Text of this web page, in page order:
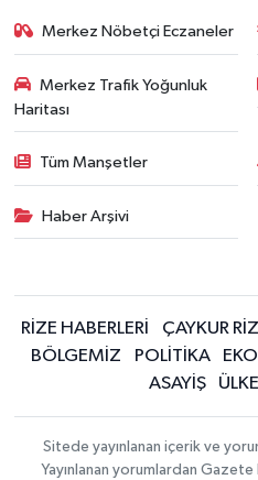
Merkez Nöbetçi Eczaneler
Merkez Trafik Yoğunluk
Haritası
Tüm Manşetler
Haber Arşivi
RİZE HABERLERİ ÇAYKUR
BÖLGEMİZ
POLİTİKA
ASAYİŞ
Sitede yayınlanan içerik ve
Yayınlanan yorumlardan